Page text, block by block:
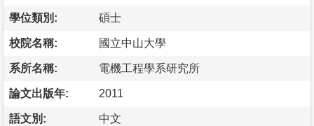
學位類別: 碩士
校院名稱: 國立中山大學
系所名稱: 電機工程學系研究所
論文出版年: 2011
語文別: 中文